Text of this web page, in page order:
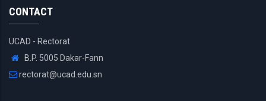
CONTACT
UCAD - Rectorat
B.P. 5005 Dakar-Fann
rectorat@ucad.edu.sn